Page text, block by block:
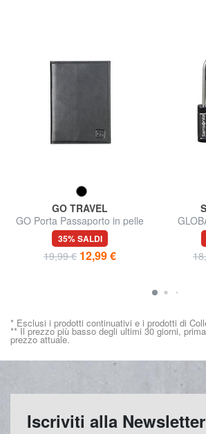
GO TRAVEL
GO Porta Passaporto in pelle
35% SALDI
19,99 € 12,99 €
* Esclusi i prodotti continuativi e i prodotti di
** Il prezzo più basso degli ultimi 30 giorni,
prezzo attuale.
Iscriviti alla Newsletter